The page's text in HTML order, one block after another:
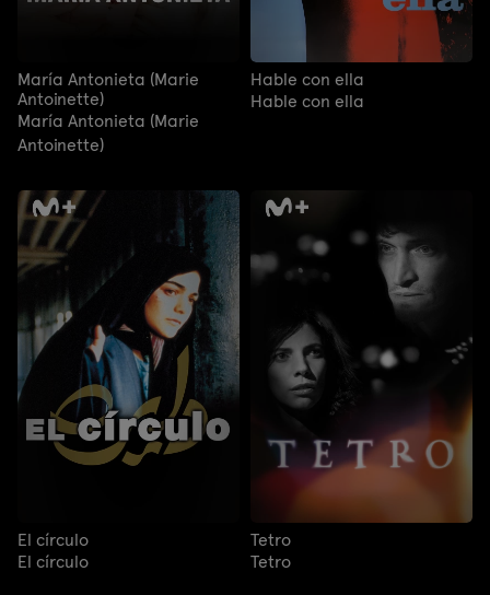
María Antonieta (Marie
Antoinette)
María Antonieta (Marie
Antoinette)
Hable con ella
Hable con ella
El círculo
El círculo
Tetro
Tetro